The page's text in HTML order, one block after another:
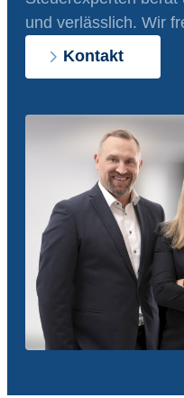
und verlässlich. Wir
Kontakt